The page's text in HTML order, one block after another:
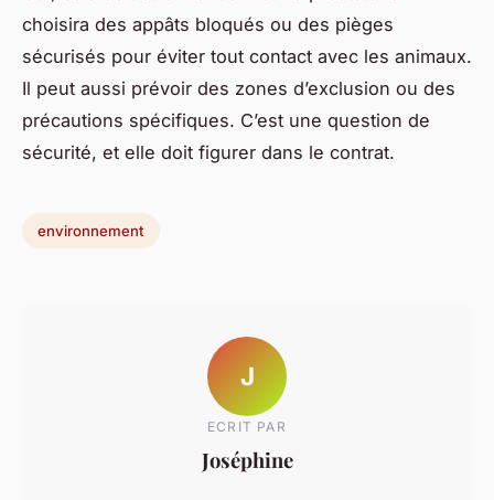
choisira des appâts bloqués ou des pièges
sécurisés pour éviter tout contact avec les animaux.
Il peut aussi prévoir des zones d’exclusion ou des
précautions spécifiques. C’est une question de
sécurité, et elle doit figurer dans le contrat.
environnement
J
ECRIT PAR
Joséphine